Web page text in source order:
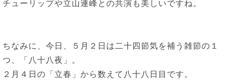
チューリップや立山連峰との共演も美しいですね。
ちなみに、今日、５月２日は二十四節気を補う雑節の１
つ、「八十八夜」。
２月４日の「立春」から数えて八十八日目です。